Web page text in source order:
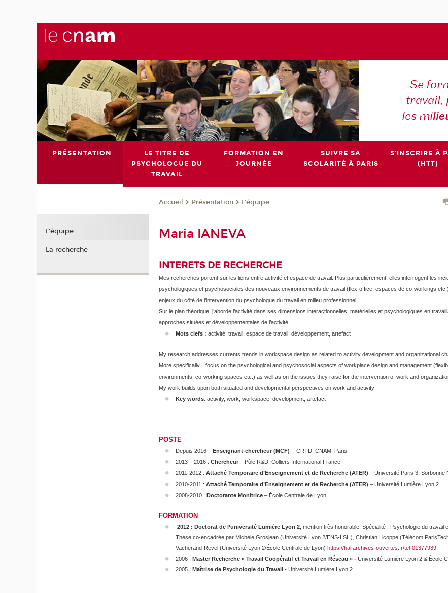
Se
travail,
les mi
PRÉSENTATION
LE TITRE DE
PSYCHOLOGUE DU
TRAVAIL
FORMATION EN
JOURNÉE
SUIVRE SA
SCOLARITÉ À PARIS
S'INSCRIRE À
(HTT)
Accueil Présentation L'équipe
Maria IANEVA
INTERETS DE RECHERCHE
Mes recherches portent sur les liens entre activité et espace de travail. Plus particulièrement, elles interrogent les
psychologiques et psychosociales des nouveaux environnements de travail (flex-office, espaces de co-workings
enjeux du côté de l’intervention du psychologue du travail en milieu professionnel
Sur le plan théorique, j’aborde l’activité dans ses dimensions interactionnelles, matérielles et psychologiques en
approches situées et développementales de l’activité.
Mots clefs : activité, travail, espace de travail, développement, artefact
My research addresses currents trends in workspace design as related to activity development and organizational
More specifically, I focus on the psychological and psychosocial aspects of workplace design and management
environments, co-working spaces etc.) as well as on the issues they raise for the intervention of work and
My work builds upon both situated and developmental perspectives on work and activity
Key words: activity, work, workspace, development, artefact
POSTE
Depuis 2016 – Enseignant-chercheur (MCF) – CRTD, CNAM, Paris
2013 – 2016 : Chercheur – Pôle R&D, Colliers International France
2011-2012 : Attaché Temporaire d’Enseignement et de Recherche (ATER) – Université Paris 3, Sorbonne
2010-2011 : Attaché Temporaire d’Enseignement et de Recherche (ATER) – Université Lumière Lyon 2
2008-2010 : Doctorante Monitrice – École Centrale de Lyon
FORMATION
2012 : Doctorat de l’université Lumière Lyon 2, mention très honorable, Spécialité : Psychologie du travail
Thèse co-encadrée par Michèle Grosjean (Université Lyon 2/ENS-LSH), Christian Licoppe (Télécom
Vacherand-Revel (Université Lyon 2/École Centrale de Lyon) https://hal.archives-ouvertes.fr/tel-01377939
2006 : Master Recherche « Travail Coopératif et Travail en Réseau » - Université Lumière Lyon 2& École
2005 : Maîtrise de Psychologie du Travail - Université Lumière Lyon 2
L'équipe
La recherche